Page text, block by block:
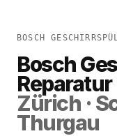
BOSCH
Bosch
Reparatur
Zürich ·
Thurgau